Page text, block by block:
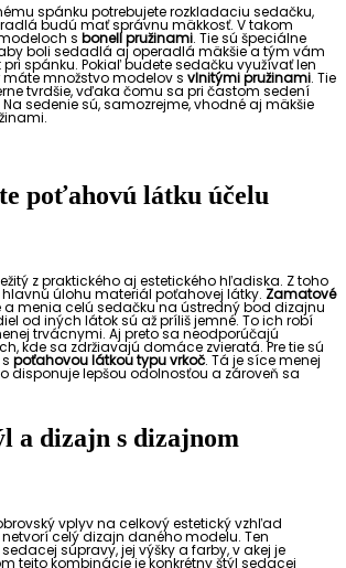
spánku potrebujete rozkladaciu sedačku,
budú mať správnu mäkkosť. V takom
s bonell pružinami. Tie sú špeciálne
boli sedadlá aj operadlá mäkšie a tým vám
spánku. Pokiaľ budete sedačku využívať len
máte množstvo modelov s vlnitými pružinami. Tie
tvrdšie, vďaka čomu sa pri častom sedení
sedenie sú, samozrejme, vhodné aj mäkšie
poťahovú látku účelu
z praktického aj estetického hľadiska. Z toho
úlohu materiál poťahovej látky. Zamatové
a menia celú sedačku na ústredný bod dizajnu
od iných látok sú až príliš jemné. To ich robí
trvácnymi. Aj preto sa neodporúčajú
kde sa zdržiavajú domáce zvieratá. Pre tie sú
poťahovou látkou typu vrkoč. Tá je síce menej
disponuje lepšou odolnosťou a zároveň sa
a dizajn s dizajnom
vplyv na celkový estetický vzhľad
celý dizajn daného modelu. Ten
súpravy, jej výšky a farby, v akej je
tejto kombinácie je konkrétny štýl sedacej